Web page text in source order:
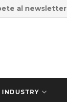
al newsletter
INDUSTRY